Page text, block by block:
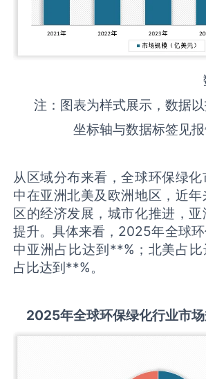
注：图表为样式展示，数据以
坐标轴与数据标签见报
从区域分布来看，全球环保绿
中在亚洲北美及欧洲地区，近
区的经济发展，城市化推进，
提升。具体来看，2025年全球
中亚洲占比达到**%；北美占
占比达到**%。
2025年全球环保绿化行业市